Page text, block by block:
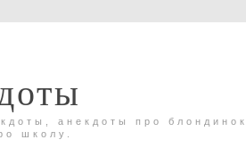
анекдоты про
школу.